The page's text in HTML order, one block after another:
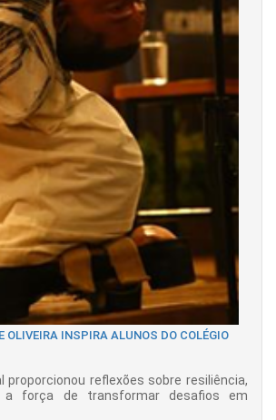
OLIVEIRA INSPIRA ALUNOS DO COLÉGIO
proporcionou reflexões sobre resiliência,
a força de transformar desafios em